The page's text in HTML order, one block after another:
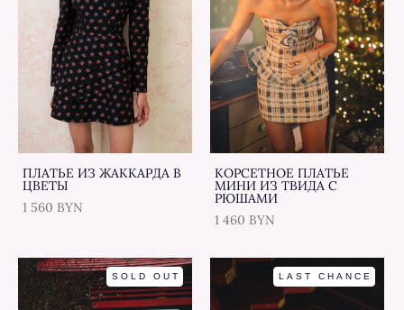
ПЛАТЬЕ ИЗ ЖАККАРДА В
ЦВЕТЫ
1 560 BYN
КОРСЕТНОЕ ПЛАТЬЕ
МИНИ ИЗ ТВИДА С
РЮШАМИ
1 460 BYN
SOLD OUT LAST CHANCE